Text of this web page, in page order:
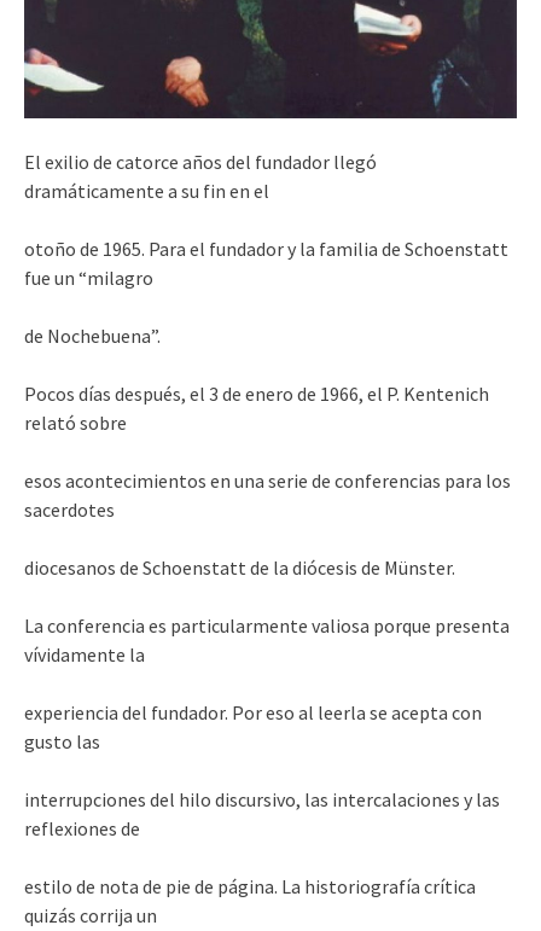
El exilio de catorce años del fundador llegó
dramáticamente a su fin en el
otoño de 1965. Para el fundador y la familia de Schoenstatt
fue un “milagro
de Nochebuena”.
Pocos días después, el 3 de enero de 1966, el P. Kentenich
relató sobre
esos acontecimientos en una serie de conferencias para los
sacerdotes
diocesanos de Schoenstatt de la diócesis de Münster.
La conferencia es particularmente valiosa porque presenta
vívidamente la
experiencia del fundador. Por eso al leerla se acepta con
gusto las
interrupciones del hilo discursivo, las intercalaciones y las
reflexiones de
estilo de nota de pie de página. La historiografía crítica
quizás corrija un